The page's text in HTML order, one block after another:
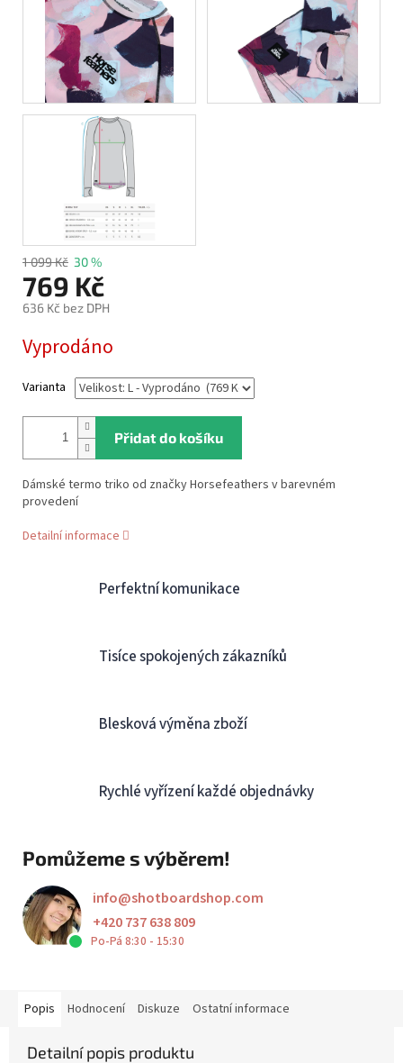
1 099 Kč 30 %
769 Kč
636 Kč bez DPH
cena:
Vyprodáno
Varianta
Přidat do košíku
Dámské termo triko od značky Horsefeathers v barevném
provedení
Detailní informace
Perfektní komunikace
Tisíce spokojených zákazníků
Blesková výměna zboží
Rychlé vyřízení každé objednávky
Pomůžeme s výběrem!
info@shotboardshop.com
+420 737 638 809
Po-Pá 8:30 - 15:30
Popis Hodnocení Diskuze Ostatní informace
Detailní popis produktu